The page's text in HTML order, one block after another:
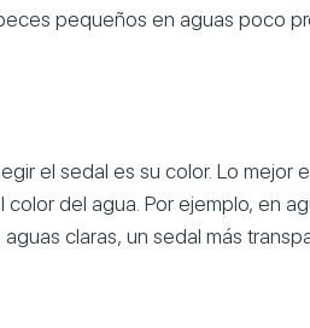
pequeños en aguas poco
el sedal es su color. Lo mejor
del agua. Por ejemplo, en
claras, un sedal más